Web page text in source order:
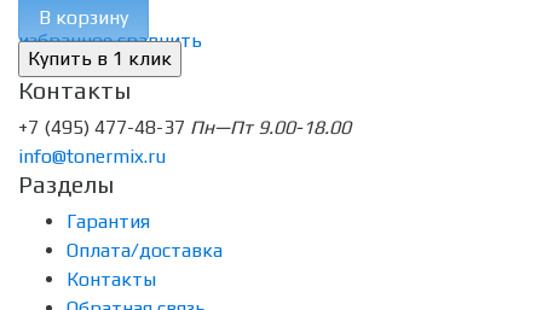
избранное сравнить
В корзину
Контакты
+7 (495) 477-48-37 Пн—Пт 9.00-18.00
info@tonermix.ru
Разделы
Гарантия
Оплата/доставка
Контакты